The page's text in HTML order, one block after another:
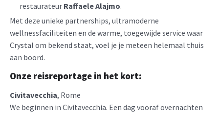
restaurateur Raffaele Alajmo.
Met deze unieke partnerships, ultramoderne
wellnessfaciliteiten en de warme, toegewijde service waar
Crystal om bekend staat, voel je je meteen helemaal thuis
aan boord.
Onze reisreportage in het kort:
Civitavecchia, Rome
We beginnen in Civitavecchia. Een dag vooraf overnachten